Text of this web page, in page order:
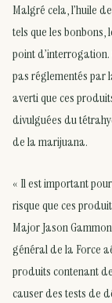
Malgré cela, l’huile
tels que les bonbons,
point d’interrogation.
pas réglementés par
averti que ces
divulguées du
de la marijuana.
« Il est important
risque que ces
Major Jason
général de la Force
produits contenant
causer des tests de